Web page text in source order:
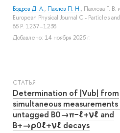
Бодров Д. А., Пахлов П. Н., Пахлова Г. В.
European Physical Journal C - Particles
85 P. 1237–1238
Добавлено: 14 ноября 2025 г.
СТАТЬЯ
Determination of |Vub| from
simultaneous
untagged B0→π−ℓ+νℓ and
B+→ρ0ℓ+νℓ decays